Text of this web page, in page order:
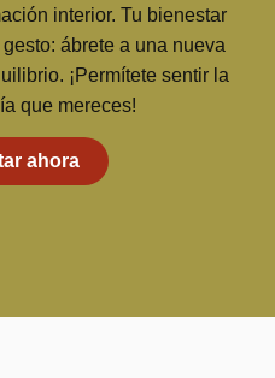
interior. Tu bienestar
ábrete a una nueva
¡Permítete sentir la
que mereces!
ahora